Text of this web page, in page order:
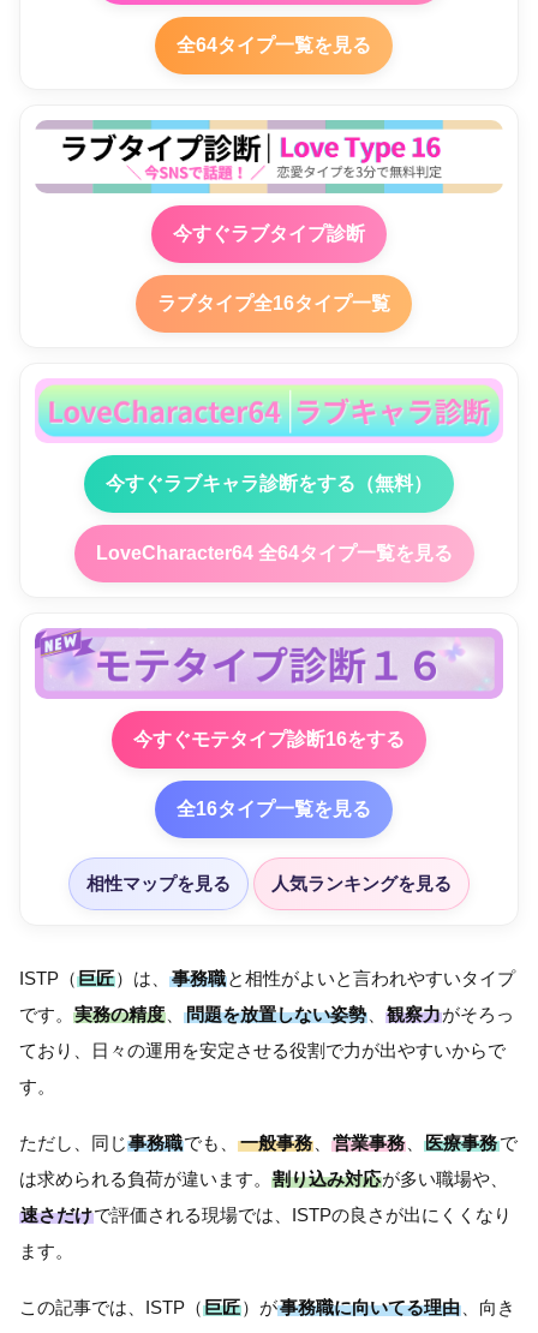
全64タイプ一覧を見る
今すぐラブタイプ診断
ラブタイプ全16タイプ一覧
今すぐラブキャラ診断をする（無料）
LoveCharacter64 全64タイプ一覧を見る
今すぐモテタイプ診断16をする
全16タイプ一覧を見る
相性マップを見る 人気ランキングを見る
ISTP（巨匠）は、事務職と相性がよいと言われやすいタイプ
です。 実務の精度 、問題を放置しない姿勢、 観察力がそろっ
ており、日々の運用を安定させる役割で力が出やすいからで
す。
ただし、同じ事務職でも、一般事務、 営業事務 、医療事務で
は求められる負荷が違います。 割り込み対応が多い職場や、
速さだけで評価される現場では、ISTPの良さが出にくくなり
ます。
この記事では、ISTP（巨匠）が事務職に向いてる理由、向き